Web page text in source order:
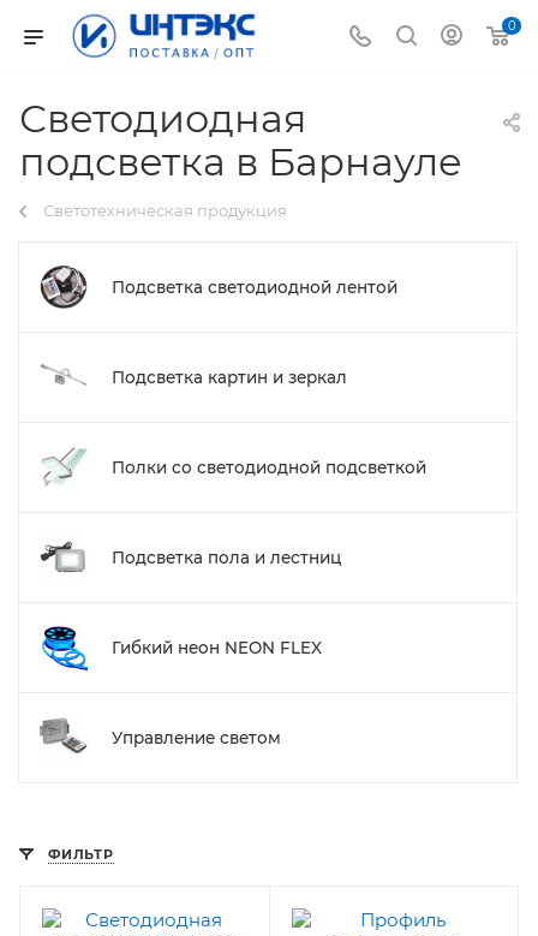
0
Светодиодная
подсветка в Барнауле
Светотехническая продукция
Подсветка светодиодной лентой
Подсветка картин и зеркал
Полки со светодиодной подсветкой
Подсветка пола и лестниц
Гибкий неон NEON FLEX
Управление светом
ФИЛЬТР